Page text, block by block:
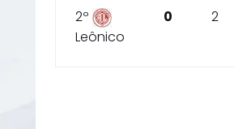
2º
Leônico
0 2